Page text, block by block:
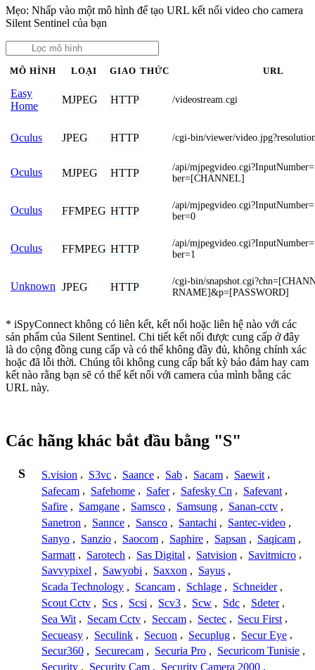
Mẹo: Nhấp vào một mô hình để tạo URL kết nối video cho camera
Silent Sentinel của bạn
MÔ HÌNH LOẠI GIAO THỨC URL
Easy
Home
MJPEG HTTP /videostream.cgi
Oculus JPEG HTTP /cgi-bin/viewer/
Oculus MJPEG HTTP
/api/
ber=[CHANNEL]
Oculus FFMPEG HTTP
/api/
ber=0
Oculus FFMPEG HTTP
/api/
ber=1
Unknown JPEG HTTP
/cgi-bin/
RNAME]&p=[PASSWORD]
* iSpyConnect không có liên kết, kết nối hoặc liên hệ nào với các
sản phẩm của Silent Sentinel. Chi tiết kết nối được cung cấp ở đây
là do cộng đồng cung cấp và có thể không đầy đủ, không chính xác
hoặc đã lỗi thời. Chúng tôi không cung cấp bất kỳ bảo đảm hay cam
kết nào rằng bạn sẽ có thể kết nối với camera của mình bằng các
URL này.
Các hãng khác bắt đầu bằng "S"
S S.vision , S3vc , Saance , Sab , Sacam , Saewit ,
Safecam , Safehome , Safer , Safesky Cn , Safevant ,
Safire , Samgane , Samsco , Samsung , Sanan-cctv ,
Sanetron , Sannce , Sansco , Santachi , Santec-video ,
Sanyo , Sanzio , Saocom , Saphire , Sapsan , Saqicam ,
Sarmatt , Sarotech , Sas Digital , Satvision , Savitmicro ,
Savvypixel , Sawyobi , Saxxon , Sayus ,
Scada Technology , Scancam , Schlage , Schneider ,
Scout Cctv , Scs , Scsi , Scv3 , Scw , Sdc , Sdeter ,
Sea Wit , Secam Cctv , Seccam , Sectec , Secu First ,
Secueasy , Seculink , Secuon , Secuplug , Secur Eye ,
Secur360 , Securecam , Securia Pro , Securicom Tunisie ,
Security , Security Cam , Security Camera 2000 ,